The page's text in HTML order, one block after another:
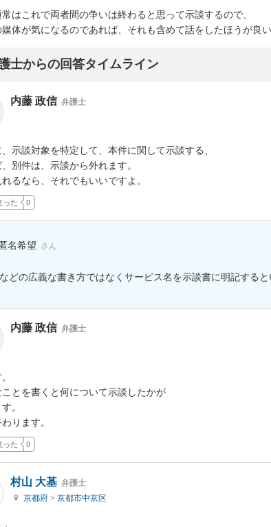
はこれで両者間の争いは終わると思って示談するので、
体が気になるのであれば、それも含めて話をしたほうが良い
士からの回答タイムライン
内藤 政信 弁護士
示談対象を特定して、本件に関して示談する、
別件は、示談から外れます。
るなら、それでもいいですよ。
った 0
名希望 さん
どの広義な書き方ではなくサービス名を示談書に明記する
内藤 政信 弁護士
とを書くと何について示談したかが
。
ります。
った 0
村山 大基 弁護士
京都府 > 京都市中京区